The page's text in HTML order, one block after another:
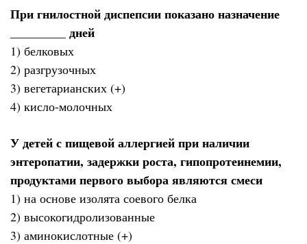
При гнилостной диспепсии показано назначение
_________ дней
1) белковых
2) разгрузочных
3) вегетарианских (+)
4) кисло-молочных
У детей с пищевой аллергией при наличии
энтеропатии, задержки роста, гипопротеинемии,
продуктами первого выбора являются смеси
1) на основе изолята соевого белка
2) высокогидролизованные
3) аминокислотные (+)